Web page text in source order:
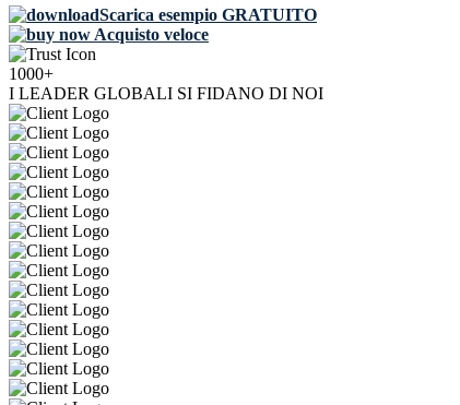
Scarica esempio GRATUITO
Acquisto veloce
1000+
I LEADER GLOBALI SI FIDANO DI NOI